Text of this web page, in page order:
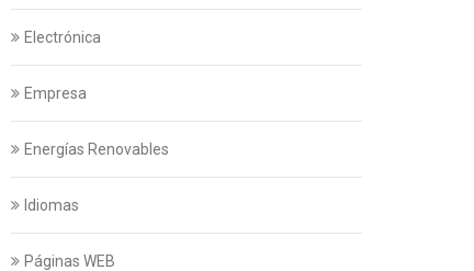
Electrónica
Empresa
Energías Renovables
Idiomas
Páginas WEB